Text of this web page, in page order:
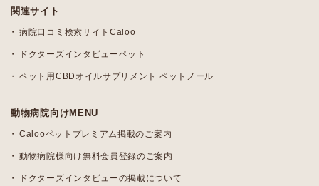
関連サイト
病院口コミ検索サイトCaloo
ドクターズインタビューペット
ペット用CBDオイルサプリメント ペットノール
動物病院向けMENU
Calooペットプレミアム掲載のご案内
動物病院様向け無料会員登録のご案内
ドクターズインタビューの掲載について